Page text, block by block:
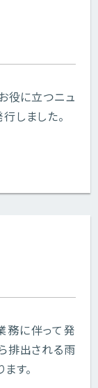
役に立つニュ
しました。
務に伴って発
排出される雨
す。